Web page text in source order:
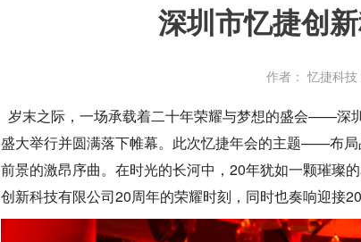
深圳市忆捷创
作者： 忆捷科技
岁末之际，一场承载着二十年荣耀与梦想的盛会——深
盛大举行并圆满落下帷幕。此次忆捷年会的主题——布局
前景的激昂序曲。在时光的长河中，20年犹如一颗璀璨
创新科技有限公司20周年的荣耀时刻，同时也奏响迎接